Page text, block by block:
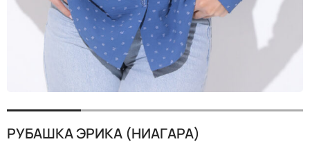
РУБАШКА ЭРИКА (НИАГАРА)